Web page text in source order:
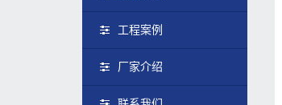
工程案例
厂家介绍